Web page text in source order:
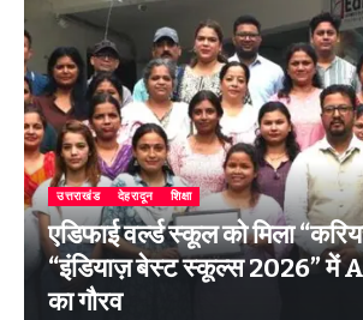
उत्तराखंड देहरादून शिक्षा
एडिफाई वर्ल्ड स्कूल को मिला
“इंडियाज़ बेस्ट स्कूल्स 2026” में
का गौरव